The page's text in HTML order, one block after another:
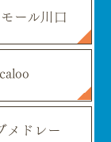
ール川口
caloo
メドレー